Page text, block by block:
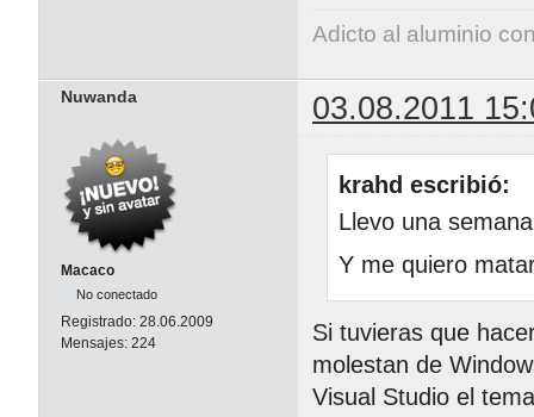
Adicto al aluminio
Nuwanda 03.08.2011
Macaco
No conectado
Registrado: 28.06.2009
Mensajes: 224
krahd escribió:
Llevo una
Y me quiero
Si tuvieras que
molestan de
Visual Studio el